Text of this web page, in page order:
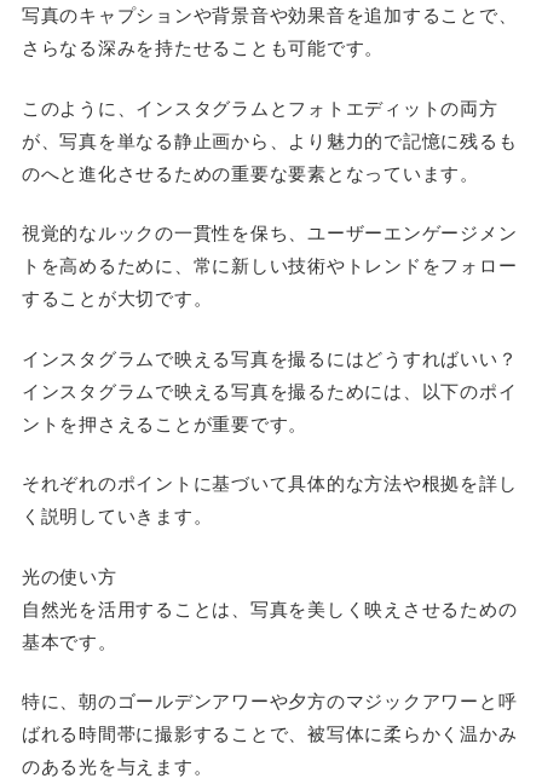
写真のキャプションや背景音や効果音を追加することで、
さらなる深みを持たせることも可能です。
このように、インスタグラムとフォトエディットの両方
が、写真を単なる静止画から、より魅力的で記憶に残るも
のへと進化させるための重要な要素となっています。
視覚的なルックの一貫性を保ち、ユーザーエンゲージメン
トを高めるために、常に新しい技術やトレンドをフォロー
することが大切です。
インスタグラムで映える写真を撮るにはどうすればいい？
インスタグラムで映える写真を撮るためには、以下のポイ
ントを押さえることが重要です。
それぞれのポイントに基づいて具体的な方法や根拠を詳し
く説明していきます。
光の使い方
自然光を活用することは、写真を美しく映えさせるための
基本です。
特に、朝のゴールデンアワーや夕方のマジックアワーと呼
ばれる時間帯に撮影することで、被写体に柔らかく温かみ
のある光を与えます。